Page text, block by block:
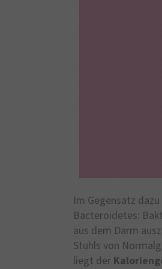
Im Gegensatz
Bacteroidetes:
aus dem Darm
Stuhls von
liegt der